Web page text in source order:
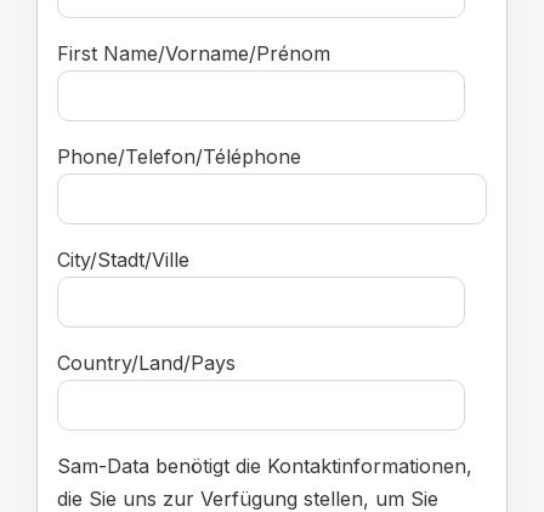
First Name/Vorname/Prénom
Phone/Telefon/Téléphone
City/Stadt/Ville
Country/Land/Pays
Sam-Data benötigt die Kontaktinformationen,
die Sie uns zur Verfügung stellen, um Sie